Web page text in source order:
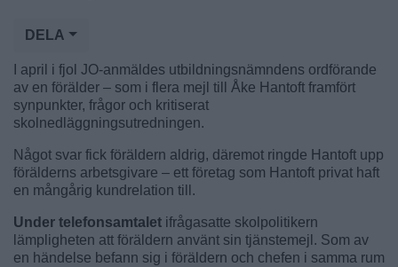
DELA
I april i fjol JO-anmäldes utbildningsnämndens ordförande
av en förälder – som i flera mejl till Åke Hantoft framfört
synpunkter, frågor och kritiserat
skolnedläggningsutredningen.
Något svar fick föräldern aldrig, däremot ringde Hantoft upp
förälderns arbetsgivare – ett företag som Hantoft privat haft
en mångårig kundrelation till.
Under telefonsamtalet ifrågasatte skolpolitikern
lämpligheten att föräldern använt sin tjänstemejl. Som av
en händelse befann sig i föräldern och chefen i samma rum